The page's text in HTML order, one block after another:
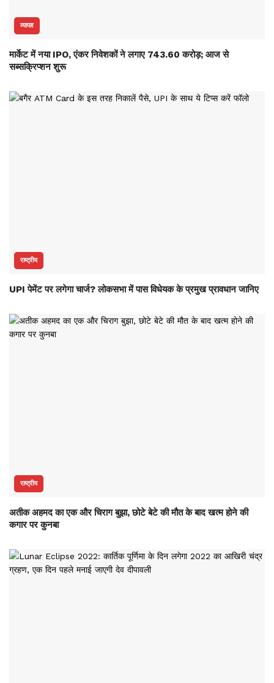
व्यापार
मार्केट में नया IPO, एंकर निवेशकों ने लगाए 743.60 करोड़; आज से
सब्सक्रिप्शन शुरू
राष्ट्रीय
UPI पेमेंट पर लगेगा चार्ज? लोकसभा में पास विधेयक के प्रमुख प्रावधान जानिए
राष्ट्रीय
अतीक अहमद का एक और चिराग बुझा, छोटे बेटे की मौत के बाद खत्म होने की
कगार पर कुनबा